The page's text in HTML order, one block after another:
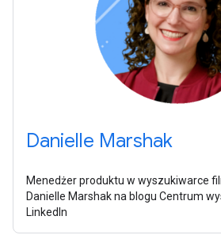
Danielle Marshak
Menedżer produktu w wyszukiwarce
Danielle Marshak na blogu Centrum
LinkedIn